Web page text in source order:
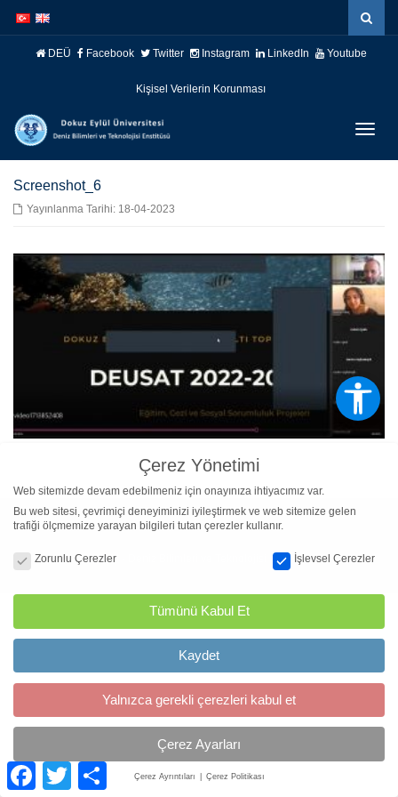
atla
atla
DEÜ Facebook Twitter Instagram LinkedIn Youtube
Kişisel Verilerin Korunması
Screenshot_6
Yayınlanma Tarihi: 18-04-2023
© DEÜ - Deniz Bilimleri ve Teknolojisi Enstitüsü
FacebookTwitter
Çerez Yönetimi
Web sitemizde devam edebilmeniz için onayınıza ihtiyacımız var.
Bu web sitesi, çevrimiçi deneyiminizi iyileştirmek ve web sitemize gelen
trafiği ölçmemize yarayan bilgileri tutan çerezler kullanır.
Zorunlu Çerezler
İşlevsel Çerezler
Tümünü Kabul Et
Kaydet
Yalnızca gerekli çerezleri kabul et
Çerez Ayarları
Çerez Ayrıntıları Çerez Politikası